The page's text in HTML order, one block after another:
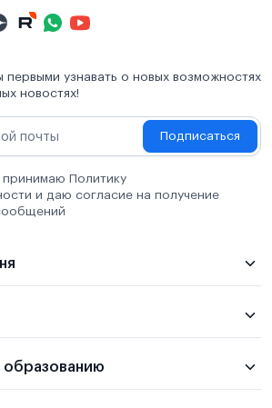
первыми узнавать о новых возможностях
новостях!
Подписаться
принимаю Политику
и даю согласие на получение
образованию